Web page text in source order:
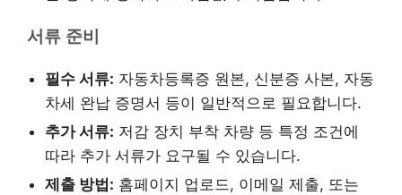
서류 준비
필수 서류: 자동차등록증 원본, 신분증 사본, 자동
차세 완납 증명서 등이 일반적으로 필요합니다.
추가 서류: 저감 장치 부착 차량 등 특정 조건에
따라 추가 서류가 요구될 수 있습니다.
제출 방법: 홈페이지 업로드, 이메일 제출, 또는